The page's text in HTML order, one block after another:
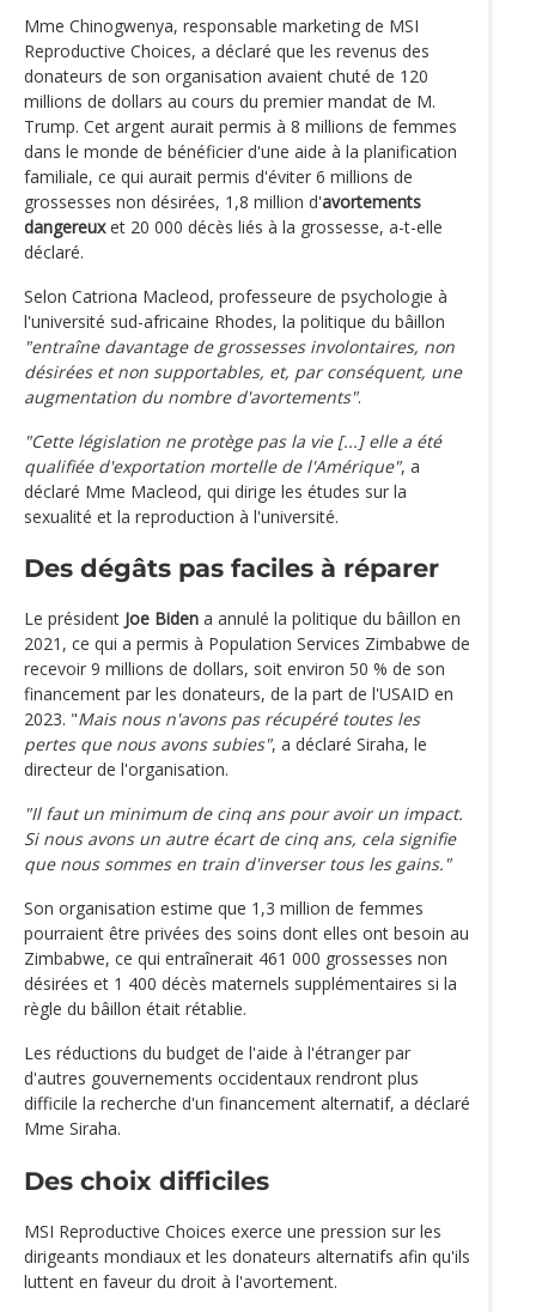
Mme Chinogwenya, responsable marketing de MSI
Reproductive Choices, a déclaré que les revenus des
donateurs de son organisation avaient chuté de 120
millions de dollars au cours du premier mandat de M.
Trump. Cet argent aurait permis à 8 millions de femmes
dans le monde de bénéficier d'une aide à la planification
familiale, ce qui aurait permis d'éviter 6 millions de
grossesses non désirées, 1,8 million d'avortements
dangereuxet 20 000 décès liés à la grossesse, a-t-elle
déclaré.
Selon Catriona Macleod, professeure de psychologie à
l'université sud-africaine Rhodes, la politique du bâillon
"entraîne davantage de grossesses involontaires, non
désirées et non supportables, et, par conséquent, une
augmentation du nombre d'avortements".
"Cette législation ne protège pas la vie [...] elle a été
qualifiée d'exportation mortelle de l'Amérique", a
déclaré Mme Macleod, qui dirige les études sur la
sexualité et la reproduction à l'université.
Des dégâts pas faciles à réparer
Le président Joe Biden a annulé la politique du bâillon en
2021, ce qui a permis à Population Services Zimbabwe de
recevoir 9 millions de dollars, soit environ 50 % de son
financement par les donateurs, de la part de l'USAID en
2023. "Mais nous n'avons pas récupéré toutes les
pertes que nous avons subies", a déclaré Siraha, le
directeur de l'organisation.
"Il faut un minimum de cinq ans pour avoir un impact.
Si nous avons un autre écart de cinq ans, cela signifie
que nous sommes en train d'inverser tous les gains."
Son organisation estime que 1,3 million de femmes
pourraient être privées des soins dont elles ont besoin au
Zimbabwe, ce qui entraînerait 461 000 grossesses non
désirées et 1 400 décès maternels supplémentaires si la
règle du bâillon était rétablie.
Les réductions du budget de l'aide à l'étranger par
d'autres gouvernements occidentaux rendront plus
difficile la recherche d'un financement alternatif, a déclaré
Mme Siraha.
Des choix difficiles
MSI Reproductive Choices exerce une pression sur les
dirigeants mondiaux et les donateurs alternatifs afin qu'ils
luttent en faveur du droit à l'avortement.